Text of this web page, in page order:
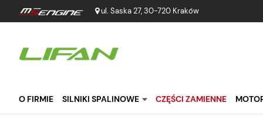
ul. Saska 27, 30-720 Kraków
O FIRMIE SILNIKI SPALINOWE CZĘŚCI ZAMIENNE